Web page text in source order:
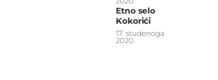
Etno selo
Kokorići
17. studenoga
2020.